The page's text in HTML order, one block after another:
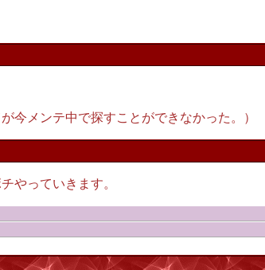
今メンテ中で探すことができなかった。）
やっていきます。